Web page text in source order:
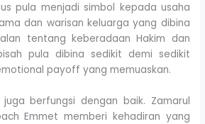
pula menjadi simbol kepada usaha
dan warisan keluarga yang dibina
tentang keberadaan Hakim dan
pula dibina sedikit demi sedikit
payoff yang memuaskan.
juga berfungsi dengan baik. Zamarul
Emmet memberi kehadiran yang